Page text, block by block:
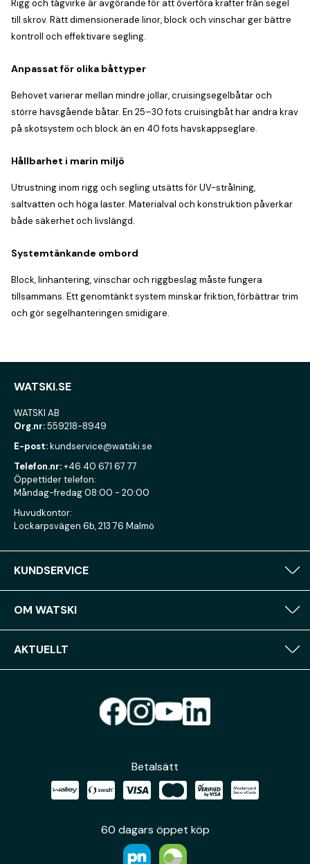
Rigg och tågvirke är avgörande för att överföra krafter från segel
till skrov. Rätt dimensionerade linor, block och vinschar ger bättre
kontroll och effektivare segling.
Anpassat för olika båttyper
Behovet varierar mellan mindre jollar, cruisingsegelbåtar och
större havsgående båtar. En 25–30 fots cruisingbåt har andra krav
på skotsystem och block än en 40 fots havskappseglare.
Hållbarhet i marin miljö
Utrustning inom rigg och segling utsätts för UV-strålning,
saltvatten och höga laster. Materialval och konstruktion påverkar
både säkerhet och livslängd.
Systemtänkande ombord
Block, linhantering, vinschar och riggbeslag måste fungera
tillsammans. Ett genomtänkt system minskar friktion, förbättrar trim
och gör segelhanteringen smidigare.
WATSKI.SE
WATSKI AB
Org.nr:559218-8949
E-post:kundservice@watski.se
Telefon.nr:+46 40 671 67 77
Öppettider telefon:
Måndag-fredag 08:00 - 20:00
Huvudkontor:
Lockarpsvägen 6b, 213 76 Malmö
KUNDSERVICE
OM WATSKI
AKTUELLT
Betalsätt
60 dagars öppet köp